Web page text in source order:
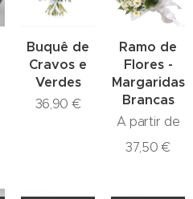
Buquê de
Cravos e
Verdes
36,90 €
Ramo de
Flores -
Margaridas
Brancas
A partir de
37,50 €